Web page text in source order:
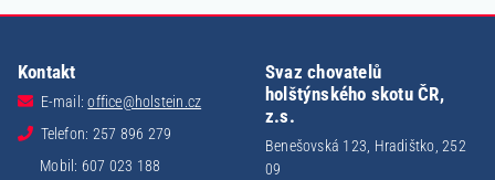
Kontakt
E-mail:office@holstein.cz
Telefon: 257 896 279
Mobil: 607 023 188
Svaz chovatelů
holštýnského skotu ČR,
z.s.
Benešovská 123, Hradištko, 252
09